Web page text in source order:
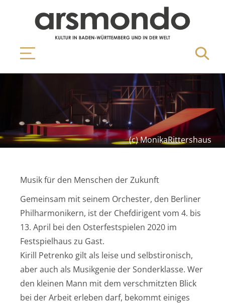
(c) MonikaRittershaus
Musik für den Menschen der Zukunft
Gemeinsam mit seinem Orchester, den Berliner
Philharmonikern, ist der Chefdirigent vom 4. bis
13. April bei den Osterfestspielen 2020 im
Festspielhaus zu Gast.
Kirill Petrenko gilt als leise und selbstironisch,
aber auch als Musikgenie der Sonderklasse. Wer
den kleinen Mann mit dem verschmitzten Blick
bei der Arbeit erleben darf, bekommt einiges